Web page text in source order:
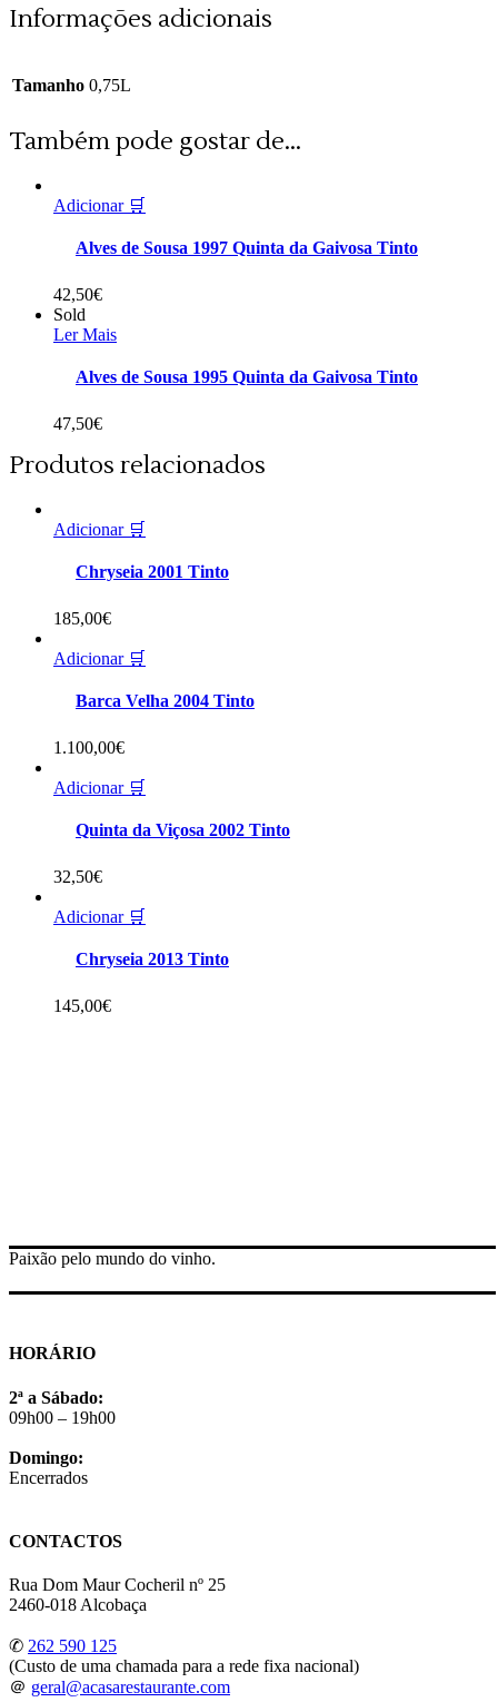
Informações adicionais
Tamanho 0,75L
Também pode gostar de...
Adicionar 🛒
Alves de Sousa 1997 Quinta da Gaivosa Tinto
42,50€
Sold
Ler Mais
Alves de Sousa 1995 Quinta da Gaivosa Tinto
47,50€
Produtos relacionados
Adicionar 🛒
Chryseia 2001 Tinto
185,00€
Adicionar 🛒
Barca Velha 2004 Tinto
1.100,00€
Adicionar 🛒
Quinta da Viçosa 2002 Tinto
32,50€
Adicionar 🛒
Chryseia 2013 Tinto
145,00€
Paixão pelo mundo do vinho.
HORÁRIO
2ª a Sábado:
09h00 – 19h00
Domingo:
Encerrados
CONTACTOS
Rua Dom Maur Cocheril nº 25
2460-018 Alcobaça
✆ 262 590 125
(Custo de uma chamada para a rede fixa nacional)
＠ geral@acasarestaurante.com